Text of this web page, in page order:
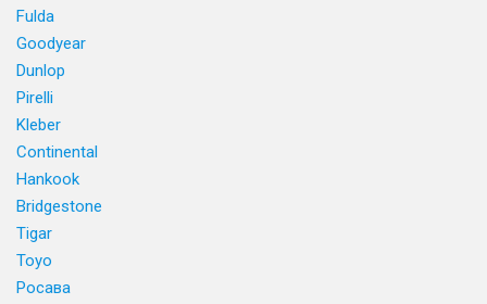
Fulda
Goodyear
Dunlop
Pirelli
Kleber
Continental
Hankook
Bridgestone
Tigar
Toyo
Росава